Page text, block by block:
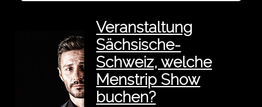
Veranstaltung
Sächsische-
Schweiz, welche
Menstrip Show
buchen?